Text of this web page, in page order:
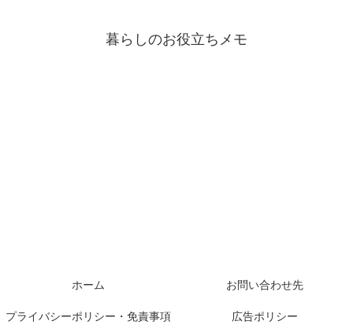
暮らしのお役立ちメモ
ホーム お問い合わせ先
プライバシーポリシー・免責事項 広告ポリシー